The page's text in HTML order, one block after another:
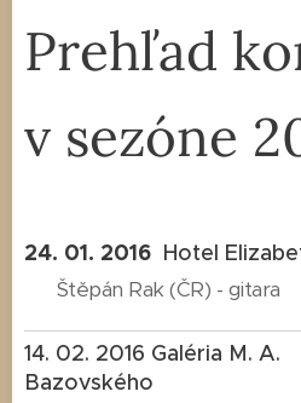
Prehľad
v sezóne
24. 01. 2016 Hotel
Štěpán Rak (ČR) - gitara
14. 02. 2016 Galéria M. A.
Bazovského